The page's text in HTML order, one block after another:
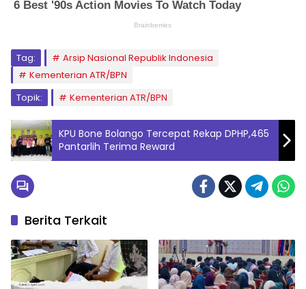
Tag:
Arsip Nasional Republik Indonesia
Kementerian ATR/BPN
Topik:
Kementerian ATR/BPN
KPU Bone Bolango Tercepat Rekap DPHP,465
Pantarlih Terima Reward
Berita Terkait